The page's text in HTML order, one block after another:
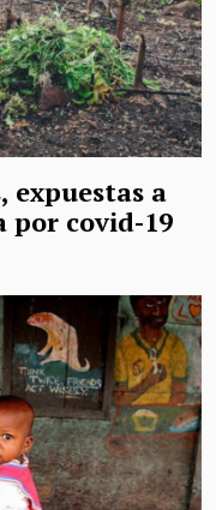
expuestas a
covid-19